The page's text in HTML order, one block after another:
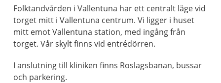
Folktandvården i Vallentuna har ett centralt läge vid
torget mitt i Vallentuna centrum. Vi ligger i huset
mitt emot Vallentuna station, med ingång från
torget. Vår skylt finns vid entrédörren.
I anslutning till kliniken finns Roslagsbanan, bussar
och parkering.